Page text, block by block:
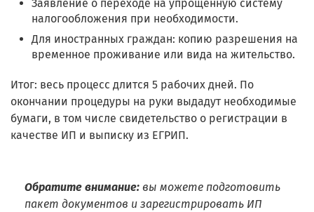
Заявление о переходе на упрощенную систему
налогообложения при необходимости.
Для иностранных граждан: копию разрешения на
временное проживание или вида на жительство.
Итог: весь процесс длится 5 рабочих дней. По
окончании процедуры на руки выдадут необходимые
бумаги, в том числе свидетельство о регистрации в
качестве ИП и выписку из ЕГРИП.
Обратите внимание: вы можете подготовить
пакет документов и зарегистрировать ИП